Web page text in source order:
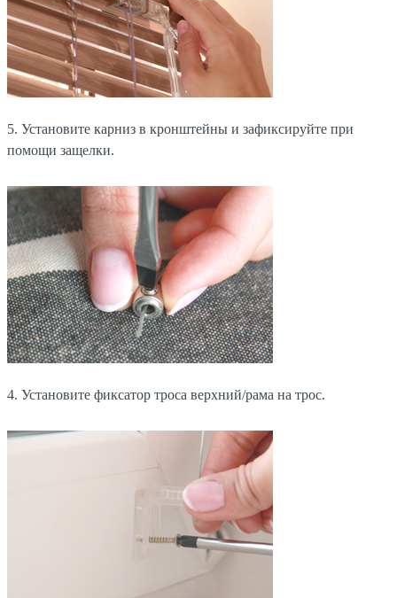
5. Установите карниз в кронштейны и зафиксируйте при
помощи защелки.
4. Установите фиксатор троса верхний/рама на трос.